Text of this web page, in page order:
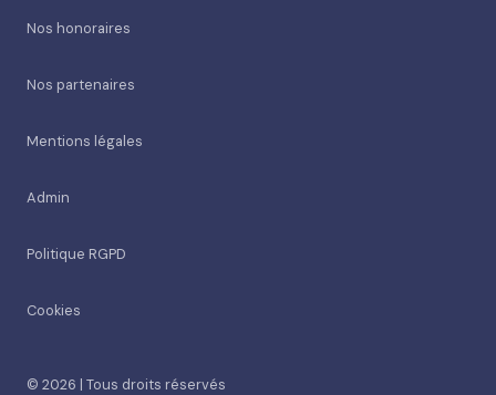
Nos honoraires
Nos partenaires
Mentions légales
Admin
Politique RGPD
Cookies
© 2026 | Tous droits réservés